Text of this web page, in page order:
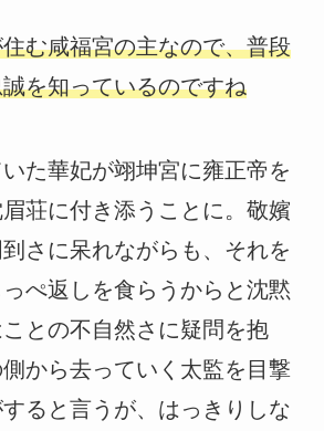
む咸福宮の主なので、普段
を知っているのですね
た華妃が翊坤宮に雍正帝を
荘に付き添うことに。敬嬪
さに呆れながらも、それを
ぺ返しを食らうからと沈黙
との不自然さに疑問を抱
から去っていく太監を目撃
ると言うが、はっきりしな